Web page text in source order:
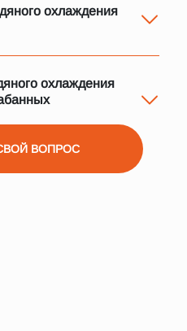
а вода может быть
против коррозии). Мы
охлаждения
циркулирует по
насосов. Это
использовать её
охлаждения
более
тепла, что особенно
ВОПРОС